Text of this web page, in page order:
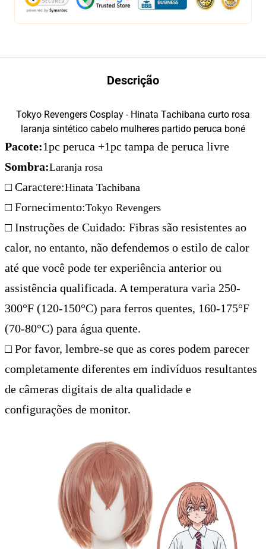
Descrição
Tokyo Revengers Cosplay - Hinata Tachibana curto rosa
laranja sintético cabelo mulheres partido peruca boné
Pacote:1pc peruca +1pc tampa de peruca livre
Sombra:Laranja rosa
□ Caractere:Hinata Tachibana
□ Fornecimento:Tokyo Revengers
□ Instruções de Cuidado: Fibras são resistentes ao
calor, no entanto, não defendemos o estilo de calor
até que você pode ter experiência anterior ou
assistência qualificada. A temperatura varia 250-
300°F (120-150°C) para ferros quentes, 160-175°F
(70-80°C) para água quente.
□ Por favor, lembre-se que as cores podem parecer
completamente diferentes em indivíduos resultantes
de câmeras digitais de alta qualidade e
configurações de monitor.